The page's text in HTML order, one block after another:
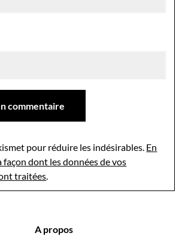
pour réduire les indésirables. En
façon dont les données de vos
traitées.
A propos